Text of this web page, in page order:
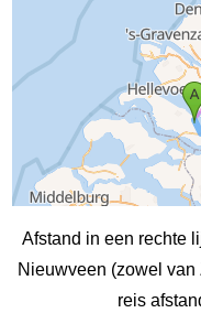
Afstand in een rechte
Nieuwveen (zowel
reis